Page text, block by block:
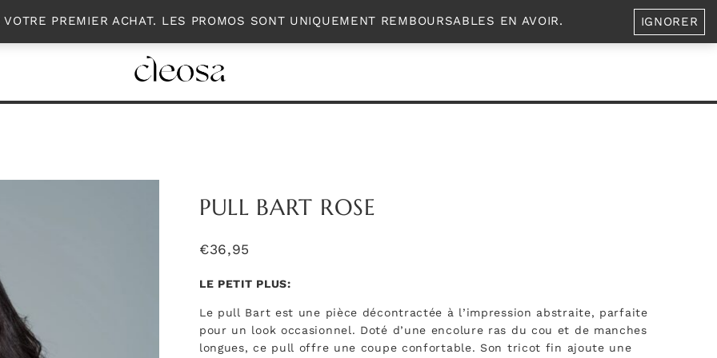
PREMIER ACHAT. LES PROMOS SONT UNIQUEMENT REMBOURSABLES EN AVOIR. IGNORER
ACCESSOIRES MON COMPTE A PROPOS 0
PULL BART ROSE
€36,95
LE PETIT PLUS:
Le pull Bart est une pièce décontractée à l’impression abstraite, parfaite
pour un look occasionnel. Doté d’une encolure ras du cou et de manches
longues, ce pull offre une coupe confortable. Son tricot fin ajoute une